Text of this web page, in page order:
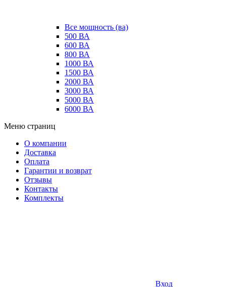
Все мощность (ва)
500 ВА
600 ВА
800 ВА
1000 ВА
1500 ВА
2000 ВА
3000 ВА
5000 ВА
6000 ВА
Меню страниц
О компании
Доставка
Оплата
Гарантии и возврат
Отзывы
Контакты
Комплекты
Вход